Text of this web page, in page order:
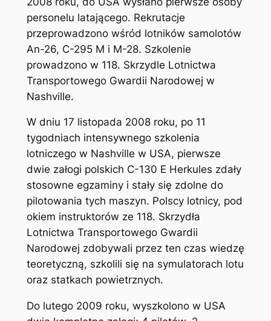
personelu latającego. Rekrutacje
przeprowadzono wśród lotników samolotów
An-26, C-295 M i M-28. Szkolenie
prowadzono w 118. Skrzydle Lotnictwa
Transportowego Gwardii Narodowej w
Nashville.
W dniu 17 listopada 2008 roku, po 11
tygodniach intensywnego szkolenia
lotniczego w Nashville w USA, pierwsze
dwie załogi polskich C-130 E Herkules zdały
stosowne egzaminy i stały się zdolne do
pilotowania tych maszyn. Polscy lotnicy, pod
okiem instruktorów ze 118. Skrzydła
Lotnictwa Transportowego Gwardii
Narodowej zdobywali przez ten czas wiedzę
teoretyczną, szkolili się na symulatorach lotu
oraz statkach powietrznych.
Do lutego 2009 roku, wyszkolono w USA